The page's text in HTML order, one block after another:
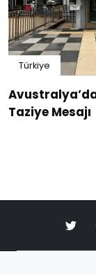
Türkiye
Taziye Mesajı